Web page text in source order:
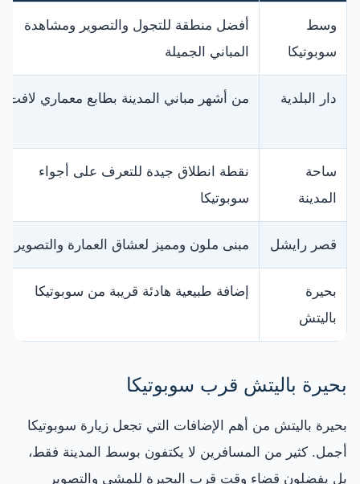
وسط
سوبوتيكا
أفضل منطقة للتجول والتصوير ومشاهدة
المباني الجميلة
دار البلدية من أشهر مباني المدينة بطابع معماري لافت
ساحة
المدينة
نقطة انطلاق جيدة للتعرف على أجواء
سوبوتيكا
قصر رايشل مبنى ملون ومميز لعشاق العمارة والتصوير
بحيرة
باليتش
إضافة طبيعية هادئة قريبة من سوبوتيكا
بحيرة باليتش قرب سوبوتيكا
بحيرة باليتش من أهم الإضافات التي تجعل زيارة سوبوتيكا
أجمل. كثير من المسافرين لا يكتفون بوسط المدينة فقط،
بل يفضلون قضاء وقت قرب البحيرة للمشي والتصوير